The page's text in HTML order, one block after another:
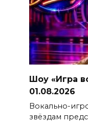
Шоу «Игра
01.08.2026
Вокально-
звёздам